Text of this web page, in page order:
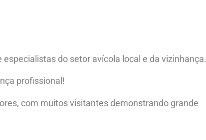
do setor avícola local e da vizinhança.
profissional!
com muitos visitantes demonstrando grande